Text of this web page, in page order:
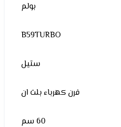
بولم
B59TURBO
ستيل
فرن كهرباء بلت ان
60 سم